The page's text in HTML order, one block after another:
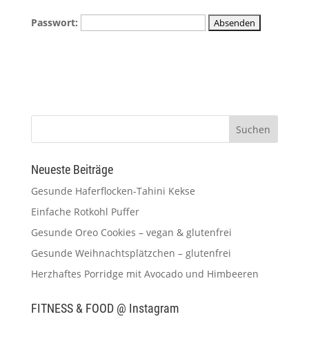
Passwort:
Neueste Beiträge
Gesunde Haferflocken-Tahini Kekse
Einfache Rotkohl Puffer
Gesunde Oreo Cookies – vegan & glutenfrei
Gesunde Weihnachtsplätzchen – glutenfrei
Herzhaftes Porridge mit Avocado und Himbeeren
FITNESS & FOOD @ Instagram